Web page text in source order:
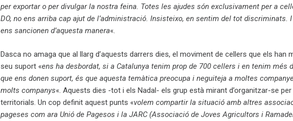
per exportar o per divulgar la nostra feina. Totes les ajudes són exclusivament per a
DO, no ens arriba cap ajut de l’administració. Insisteixo, en sentim del tot discriminats. I
ens sancionen d’aquesta manera«.
Dasca no amaga que al llarg d’aquests darrers dies, el moviment de cellers que els han
seu suport «ens ha desbordat, si a Catalunya tenim prop de 700 cellers i en tenim més
que ens donen suport, és que aquesta temàtica preocupa i neguiteja a moltes
molts companys«. Aquests dies -tot i els Nadal- els grup està mirant d’organitzar-se per
territorials. Un cop definit aquest punts «volem compartir la situació amb altres
pageses com ara Unió de Pagesos i la JARC (Associació de Joves Agricultors i